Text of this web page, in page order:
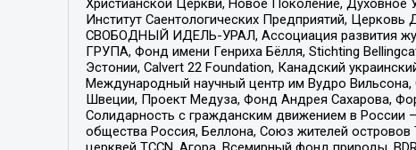
Институт Саентологических Предприятий,
СВОБОДНЫЙ ИДЕЛЬ-УРАЛ, Ассоциация развития
ГРУПА, Фонд имени Генриха Бёлля, Stichting
Эстонии, Calvert 22 Foundation, Канадский
Международный научный центр им Вудро Вильсона,
Швеции, Проект Медуза, Фонд Андрея Сахарова,
Солидарность с гражданским движением в России
общества Россия, Беллона, Союз жителей